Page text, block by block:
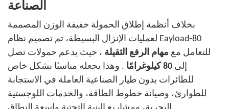
الصناعة
بخلاف أنظمة إطلاق الحمولة خفيفة الوزن المصممة
لعمليات الإنزال البسيطة، تم تصميم نظام Eayload-80
للتعامل مع مهام الرفع الثقيلة ، حيث يدعم حمولات تصل
إلى 80 كيلوغرامًا
. وهذا يجعله مناسبًا بشكل خاص
للطائرات بدون طيار الصناعية العاملة في الاستجابة
للطوارئ، وصيانة خطوط الطاقة، والخدمات اللوجستية